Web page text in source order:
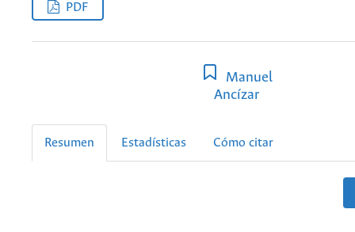
PDF
Manuel
Ancízar
Resumen Estadísticas Cómo citar